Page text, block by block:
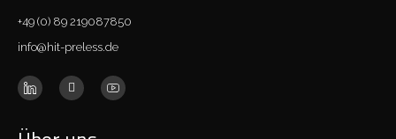
+49 (0) 89 219087850
info@hit-preless.de